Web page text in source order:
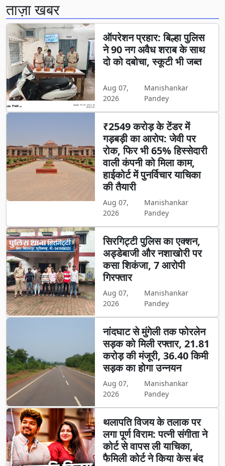
ताज़ा खबर
ऑपरेशन प्रहार: बिल्हा पुलिस
ने 90 नग अवैध शराब के साथ
दो को दबोचा, स्कूटी भी जब्त
Aug 07,
2026
Manishankar
Pandey
₹2549 करोड़ के टेंडर में
गड़बड़ी का आरोप: जेवी पर
रोक, फिर भी 65% हिस्सेदारी
वाली कंपनी को मिला काम,
हाईकोर्ट में पुनर्विचार याचिका
की तैयारी
Aug 07,
2026
Manishankar
Pandey
सिरगिट्टी पुलिस का एक्शन,
अड्डेबाजी और नशाखोरी पर
कसा शिकंजा, 7 आरोपी
गिरफ्तार
Aug 07,
2026
Manishankar
Pandey
नांदघाट से मुंगेली तक फोरलेन
सड़क को मिली रफ्तार, 21.81
करोड़ की मंजूरी, 36.40 किमी
सड़क का होगा उन्नयन
Aug 07,
2026
Manishankar
Pandey
थलापति विजय के तलाक पर
लगा पूर्ण विराम: पत्नी संगीता ने
कोर्ट से वापस ली याचिका,
फैमिली कोर्ट ने किया केस बंद